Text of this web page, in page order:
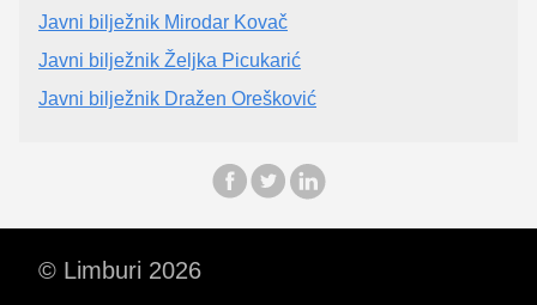
Javni bilježnik Mirodar Kovač
Javni bilježnik Željka Picukarić
Javni bilježnik Dražen Orešković
© Limburi 2026